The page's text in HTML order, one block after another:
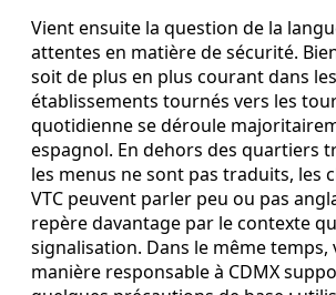
Vient ensuite la question de la
attentes en matière de sécurité.
soit de plus en plus courant dans les
établissements tournés vers les
quotidienne se déroule
espagnol. En dehors des quartiers
les menus ne sont pas traduits, les
VTC peuvent parler peu ou pas
repère davantage par le contexte
signalisation. Dans le même temps,
manière responsable à CDMX